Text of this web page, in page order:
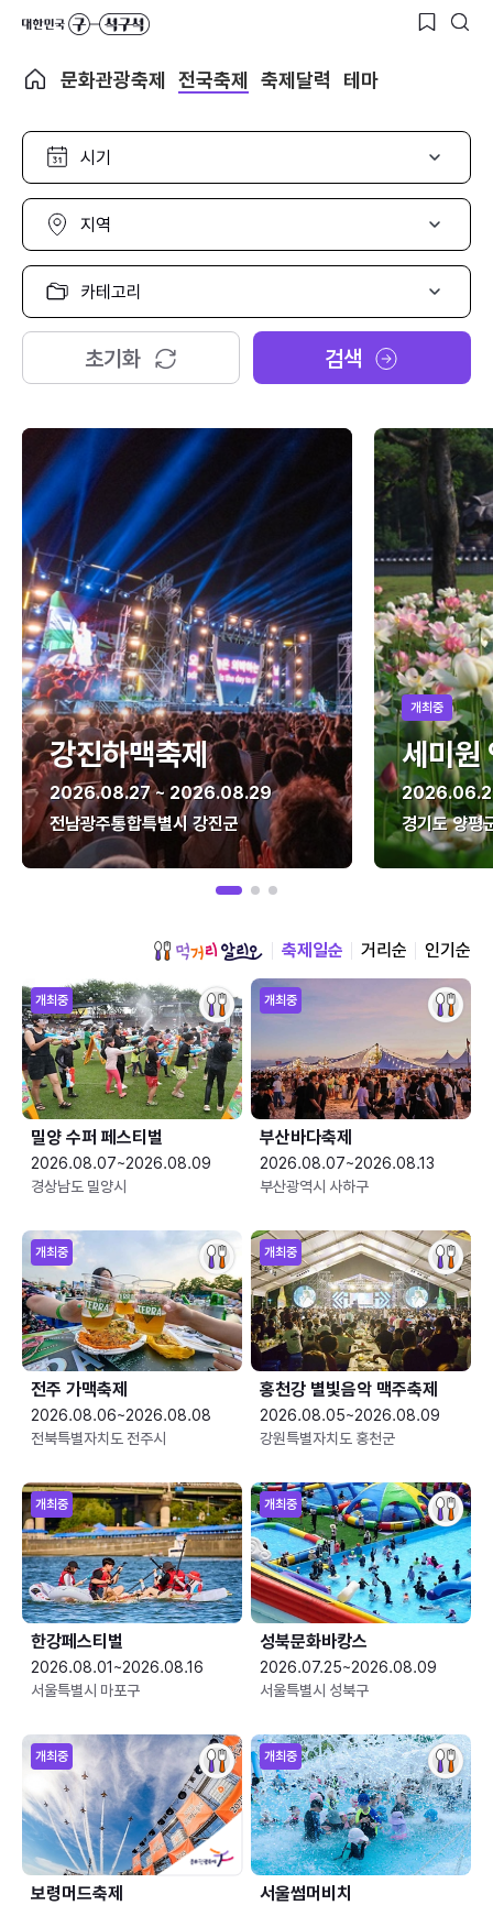
문화관광축제 전국축제 축제달력 테마
시
선
택
지
선
택
카
고
리
택
초기화 검색
강진하맥축제
2026.08.27 ~ 2026.08.29
전남광주통합특별시 강진군
개최중
세미원
경기도 양평
축제일순 거리순 인기순
개최중
밀양 수퍼 페스티벌
2026.08.07~2026.08.09
경상남도 밀양시
개최중
부산바다축제
2026.08.07~2026.08.13
부산광역시 사하구
개최중
전주 가맥축제
2026.08.06~2026.08.08
전북특별자치도 전주시
개최중
홍천강 별빛음악 맥주축제
2026.08.05~2026.08.09
강원특별자치도 홍천군
개최중
한강페스티벌
2026.08.01~2026.08.16
서울특별시 마포구
개최중
성북문화바캉스
2026.07.25~2026.08.09
서울특별시 성북구
개최중
보령머드축제
개최중
서울썸머비치